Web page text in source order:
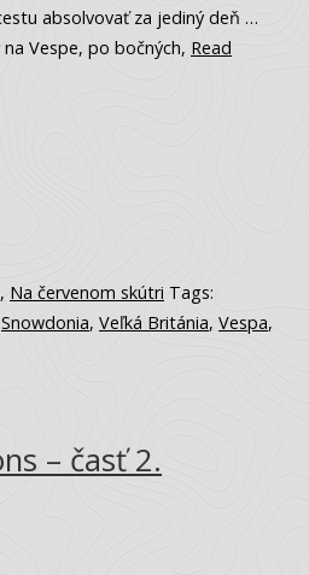
absolvovať za jediný deň …
Vespe, po bočných, Read
, Na červenom skútri Tags:
Snowdonia, Veľká Británia, Vespa,
– časť 2.